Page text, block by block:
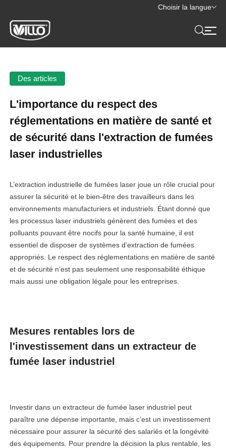
Choisir la langue
Des articles
L'importance du respect des
réglementations en matière de santé et
de sécurité dans l'extraction de fumées
laser industrielles
L’extraction industrielle de fumées laser joue un rôle crucial pour
assurer la sécurité et le bien-être des travailleurs dans les
environnements manufacturiers et industriels. Étant donné que
les processus laser industriels génèrent des fumées et des
polluants pouvant être nocifs pour la santé humaine, il est
essentiel de disposer de systèmes d’extraction de fumées
appropriés. Le respect des réglementations en matière de santé
et de sécurité n’est pas seulement une responsabilité éthique
mais aussi une obligation légale pour les entreprises.
Mesures rentables lors de
l'investissement dans un extracteur de
fumée laser industriel
Investir dans un extracteur de fumée laser industriel peut
paraître une dépense importante, mais c’est un investissement
nécessaire pour assurer la sécurité des salariés et la longévité
des équipements. Pour prendre la décision la plus rentable, les